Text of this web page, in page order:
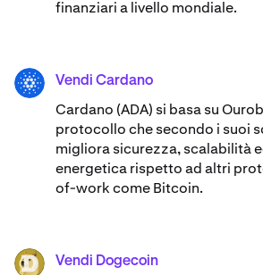
finanziari a livello mondiale.
ADA Vendi Cardano
Cardano (ADA) ​​si basa su
protocollo che secondo i suoi
migliora sicurezza, scalabilità
energetica rispetto ad altri
of-work come Bitcoin.
DOGE Vendi Dogecoin